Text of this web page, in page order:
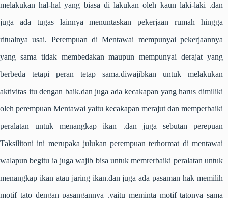
melakukan hal-hal yang biasa di lakukan oleh kaun laki-laki .dan
juga ada tugas lainnya menuntaskan pekerjaan rumah hingga
ritualnya usai. Perempuan di Mentawai mempunyai pekerjaannya
yang sama tidak membedakan maupun mempunyai derajat yang
berbeda tetapi peran tetap sama.diwajibkan untuk melakukan
aktivitas itu dengan baik.dan juga ada kecakapan yang harus dimiliki
oleh perempuan Mentawai yaitu kecakapan merajut dan memperbaiki
peralatan untuk menangkap ikan .dan juga sebutan perepuan
Taksilitoni ini merupaka julukan perempuan terhormat di mentawai
walapun begitu ia juga wajib bisa untuk memrerbaiki peralatan untuk
menangkap ikan atau jaring ikan.dan juga ada pasaman hak memilih
motif tato dengan pasangannya .yaitu meminta motif tatonya sama